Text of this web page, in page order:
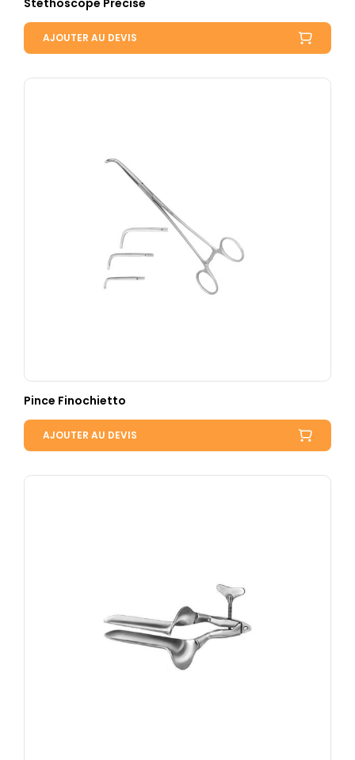
Stéthoscope Precise
AJOUTER AU DEVIS
Pince Finochietto
AJOUTER AU DEVIS